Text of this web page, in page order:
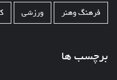
فرهنگ وهنر ورزشی
برچسب ها